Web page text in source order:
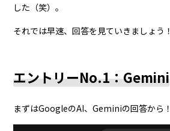
した（笑）。
それでは早速、回答を見ていきましょう！
エントリーNo.1：Gemini
まずはGoogleのAI、Geminiの回答から！